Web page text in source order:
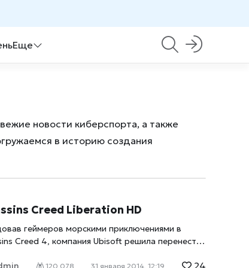
Еще
новости киберспорта, а также
в историю создания
Creed Liberation HD
геймеров морскими приключениями в
Creed 4, компания Ubisoft решила перенести
120 078 31 января 2014, 12:19 24